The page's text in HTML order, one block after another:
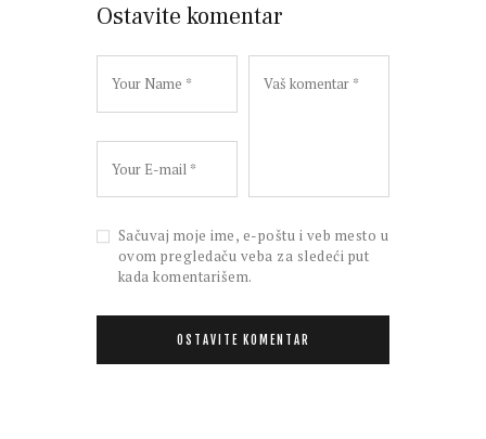
Ostavite komentar
Sačuvaj moje ime, e-poštu i veb mesto u
ovom pregledaču veba za sledeći put
kada komentarišem.